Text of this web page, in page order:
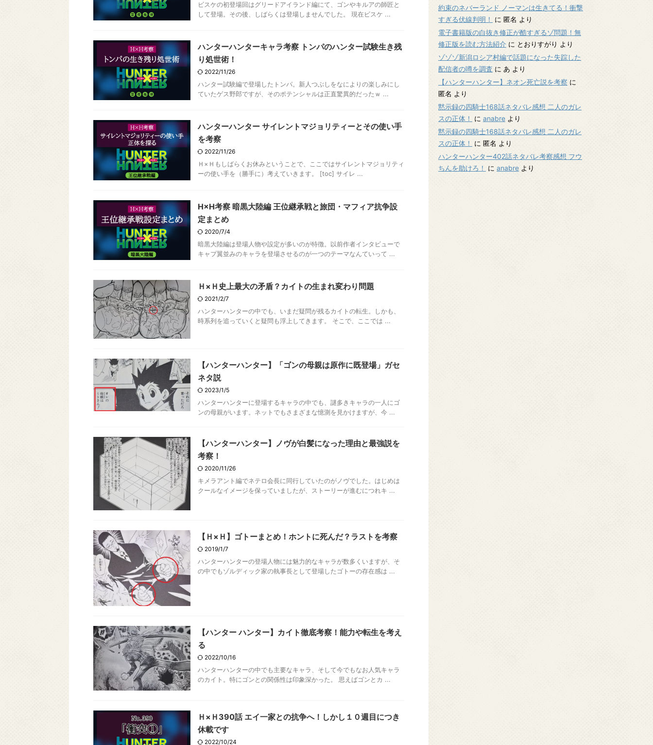
ビスケの初登場回はグリードアイランド編にて、ゴンやキルアの師匠と
して登場。その後、しばらくは登場しませんでした。 現在ビスケ ...
ハンターハンターキャラ考察 トンパのハンター試験生き残
り処世術！
2022/11/26
ハンター試験編で登場したトンパ。新人つぶしをなによりの楽しみにし
ていたゲス野郎ですが、そのポテンシャルは正直驚異的だったｗ ...
ハンターハンター サイレントマジョリティーとその使い手
を考察
2022/11/26
Ｈ×Ｈもしばらくお休みということで、ここではサイレントマジョリティ
ーの使い手を（勝手に）考えていきます。 [toc] サイレ ...
H×H考察 暗黒大陸編 王位継承戦と旅団・マフィア抗争設
定まとめ
2020/7/4
暗黒大陸編は登場人物や設定が多いのが特徴。以前作者インタビューで
キャプ翼並みのキャラを登場させるのが一つのテーマなんていって ...
Ｈ×Ｈ史上最大の矛盾？カイトの生まれ変わり問題
2021/2/7
ハンターハンターの中でも、いまだ疑問が残るカイトの転生。しかも、
時系列を追っていくと疑問も浮上してきます。 そこで、ここでは ...
【ハンターハンター】「ゴンの母親は原作に既登場」ガセ
ネタ説
2023/1/5
ハンターハンターに登場するキャラの中でも、謎多きキャラの一人にゴ
ンの母親がいます。ネットでもさまざまな憶測を見かけますが、今 ...
【ハンターハンター】ノヴが白髪になった理由と最強説を
考察！
2020/11/26
キメラアント編でネテロ会長に同行していたのがノヴでした。はじめは
クールなイメージを保っていましたが、ストーリーが進むにつれキ ...
【Ｈ×Ｈ】ゴトーまとめ！ホントに死んだ？ラストを考察
2019/1/7
ハンターハンターの登場人物には魅力的なキャラが数多くいますが、そ
の中でもゾルディック家の執事長として登場したゴトーの存在感は ...
【ハンター ハンター】カイト徹底考察！能力や転生を考え
る
2022/10/16
ハンターハンターの中でも主要なキャラ、そして今でもなお人気キャラ
のカイト。特にゴンとの関係性は印象深かった。 思えばゴンとカ ...
Ｈ×Ｈ390話 エイ一家との抗争へ！しかし１０週目につき
休載です
2022/10/24
約束のネバーランド ノーマンは生きてる！衝撃
すぎる伏線判明！
に 匿名 より
電子書籍版の白抜き修正が酷すぎるゾ問題！無
修正版を読む方法紹介 に とおりすがり より
ゾゾゾ新潟ロシア村編で話題になった失踪した
配信者の噂を調査 に あ より
【ハンターハンター】ネオン死亡説を考察 に
匿名 より
黙示録の四騎士168話ネタバレ感想 二人のガレ
スの正体！
に anabre より
黙示録の四騎士168話ネタバレ感想 二人のガレ
スの正体！
に 匿名 より
ハンターハンター402話ネタバレ考察感想 フウ
ちんを助けろ！
に anabre より